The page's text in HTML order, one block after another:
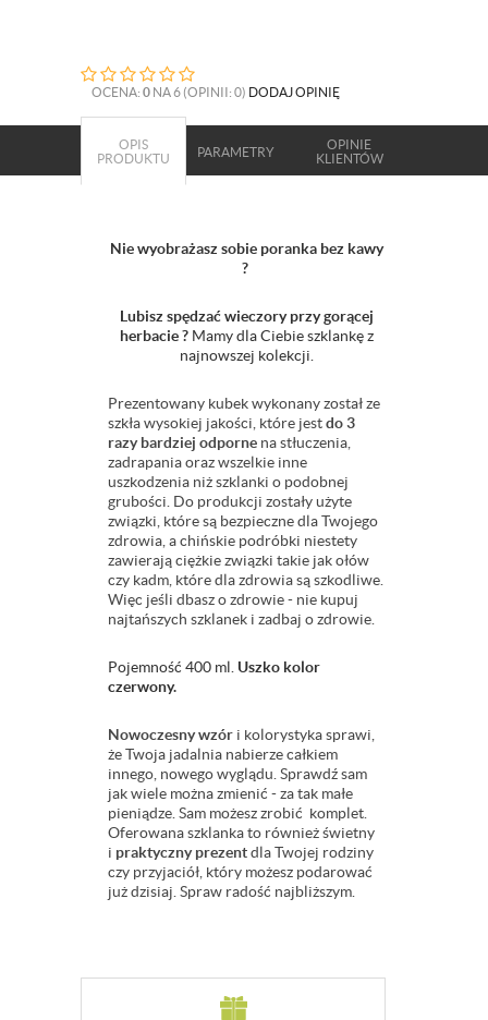
OCENA: 0 NA 6 (OPINII: 0) DODAJ OPINIĘ
OPIS
PRODUKTU
PARAMETRY
OPINIE
KLIENTÓW
Nie wyobrażasz sobie poranka bez kawy
?
Lubisz spędzać wieczory przy gorącej
herbacie ? Mamy dla Ciebie szklankę z
najnowszej kolekcji.
Prezentowany kubek wykonany został ze
szkła wysokiej jakości, które jestdo 3
razy bardziej odporne na stłuczenia,
zadrapania oraz wszelkie inne
uszkodzenia niż szklanki o podobnej
grubości. Do produkcji zostały użyte
związki, które są bezpieczne dla Twojego
zdrowia, a chińskie podróbki niestety
zawierają ciężkie związki takie jak ołów
czy kadm, które dla zdrowia są szkodliwe.
Więc jeśli dbasz o zdrowie - nie kupuj
najtańszych szklanek i zadbaj o zdrowie.
Pojemność 400 ml. Uszko kolor
czerwony.
Nowoczesny wzór i kolorystyka sprawi,
że Twoja jadalnia nabierze całkiem
innego, nowego wyglądu. Sprawdź sam
jak wiele można zmienić - za tak małe
pieniądze. Sam możesz zrobić komplet.
Oferowana szklanka to również świetny
i praktyczny prezentdla Twojej rodziny
czy przyjaciół, który możesz podarować
już dzisiaj. Spraw radość najbliższym.